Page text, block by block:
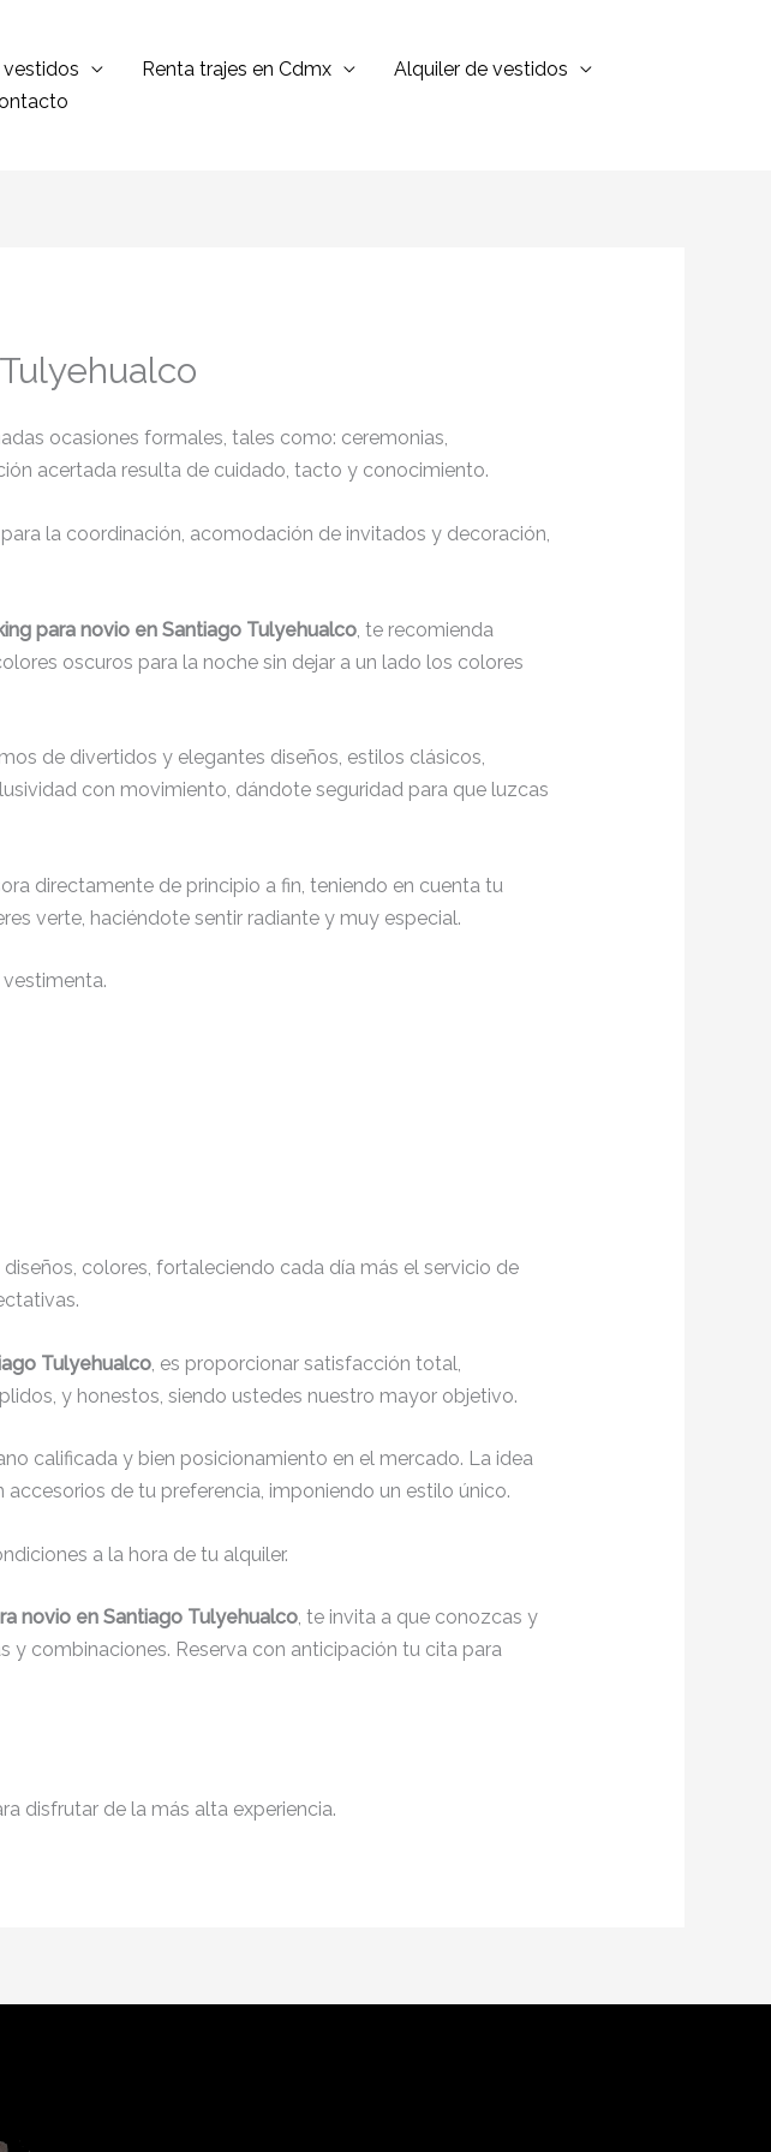
vestidos Renta trajes en Cdmx
Alquiler de vestidos
ocasiones formales, tales como: ceremonias,
acertada resulta de cuidado, tacto y conocimiento.
la coordinación, acomodación de invitados y decoración,
para novio en Santiago Tulyehualco, te recomienda
oscuros para la noche sin dejar a un lado los colores
de divertidos y elegantes diseños, estilos clásicos,
con movimiento, dándote seguridad para que luzcas
directamente de principio a fin, teniendo en cuenta tu
verte, haciéndote sentir radiante y muy especial.
colores, fortaleciendo cada día más el servicio de
Tulyehualco, es proporcionar satisfacción total,
y honestos, siendo ustedes nuestro mayor objetivo.
calificada y bien posicionamiento en el mercado. La idea
de tu preferencia, imponiendo un estilo único.
a la hora de tu alquiler.
novio en Santiago Tulyehualco, te invita a que conozcas y
combinaciones. Reserva con anticipación tu cita para
disfrutar de la más alta experiencia.